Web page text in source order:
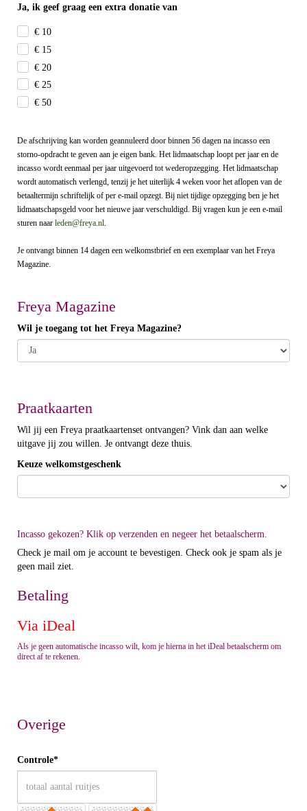
Ja, ik geef graag een extra donatie van
€ 10
€ 15
€ 20
€ 25
€ 50
De afschrijving kan worden geannuleerd door binnen 56 dagen na incasso een
storno-opdracht te geven aan je eigen bank. Het lidmaatschap loopt per jaar en de
incasso wordt eenmaal per jaar uitgevoerd tot wederopzegging. Het lidmaatschap
wordt automatisch verlengd, tenzij je het uiterlijk 4 weken voor het aflopen van de
betaaltermijn schriftelijk of per e-mail opzegt. Bij niet tijdige opzegging ben je het
lidmaatschapsgeld voor het nieuwe jaar verschuldigd. Bij vragen kun je een e-mail
sturen naar leden@freya.nl.
Je ontvangt binnen 14 dagen een welkomstbrief en een exemplaar van het Freya
Magazine.
Freya Magazine
Wil je toegang tot het Freya Magazine?
Praatkaarten
Wil jij een Freya praatkaartenset ontvangen? Vink dan aan welke
uitgave jij zou willen. Je ontvangt deze thuis.
Keuze welkomstgeschenk
Incasso gekozen? Klik op verzenden en negeer het betaalscherm.
Check je mail om je account te bevestigen. Check ook je spam als je
geen mail ziet.
Betaling
Via iDeal
Als je geen automatische incasso wilt, kom je hierna in het iDeal betaalscherm om
direct af te rekenen.
Overige
Controle*